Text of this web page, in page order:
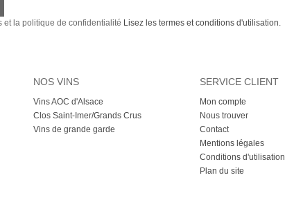
et la politique de confidentialité Lisez les termes et conditions d'utilisation.
NOS VINS
Vins AOC d'Alsace
Clos Saint-Imer/Grands Crus
Vins de grande garde
SERVICE CLIENT
Mon compte
Nous trouver
Contact
Mentions légales
Conditions d'utilisation
Plan du site